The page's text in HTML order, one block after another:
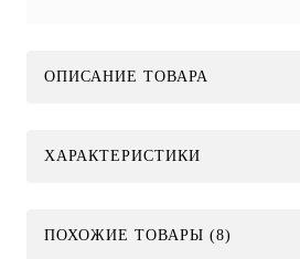
ОПИСАНИЕ ТОВАРА
ХАРАКТЕРИСТИКИ
ПОХОЖИЕ ТОВАРЫ (8)